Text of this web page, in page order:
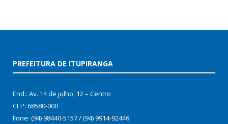
PREFEITURA DE ITUPIRANGA
End.: Av. 14 de julho, 12 – Centro
CEP: 68580-000
Fone: (94) 98440-5157 / (94) 9914-92446